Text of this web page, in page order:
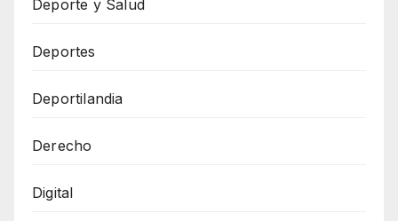
Deporte y Salud
Deportes
Deportilandia
Derecho
Digital